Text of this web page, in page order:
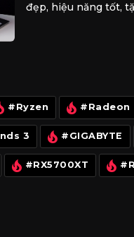
đẹp, hiệu năng tốt,
#Ryzen #Radeon
3 #GIGABYTE
#RX5700XT